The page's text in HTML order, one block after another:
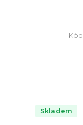
Skladem